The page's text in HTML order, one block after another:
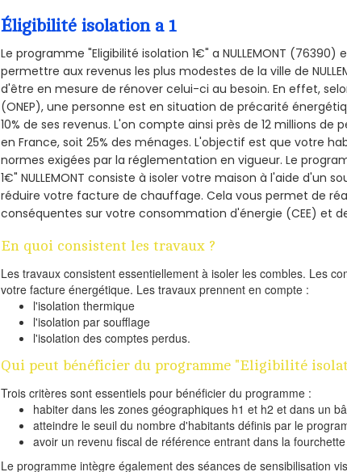
Éligibilité isolation a 1
Le programme "Eligibilité isolation 1€" a NULLEMONT
permettre aux revenus les plus modestes de la ville de
d'être en mesure de rénover celui-ci au besoin. En effet,
(ONEP), une personne est en situation de précarité
10% de ses revenus. L'on compte ainsi près de 12 millions
en France, soit 25% des ménages.L'objectif est que votre
normes exigées par la réglementation en vigueur. Le
1€" NULLEMONT consiste à isoler votre maison à l'aide d'un
réduire votre facture de chauffage. Cela vous permet de
conséquentes sur votre consommation d'énergie (CEE) et
En quoi consistent les travaux ?
Les travaux consistent essentiellement à isoler les combles. Les
votre facture énergétique. Les travaux prennent en compte :
l'isolation thermique
l'isolation par soufflage
l'isolation des comptes perdus.
Qui peut bénéficier du programme "Eligibilité
Trois critères sont essentiels pour bénéficier du programme :
habiter dans les zones géographiques h1 et h2 et dans un
atteindre le seuil du nombre d'habitants définis par le
avoir un revenu fiscal de référence entrant dans la
Le programme intègre également des séances de sensibilisation